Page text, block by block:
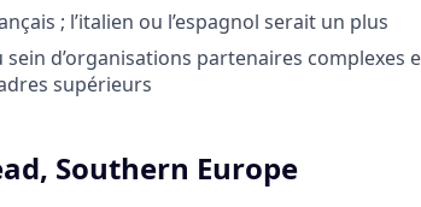
; l’italien ou l’espagnol serait un plus
d’organisations partenaires complexes
supérieurs
Southern Europe